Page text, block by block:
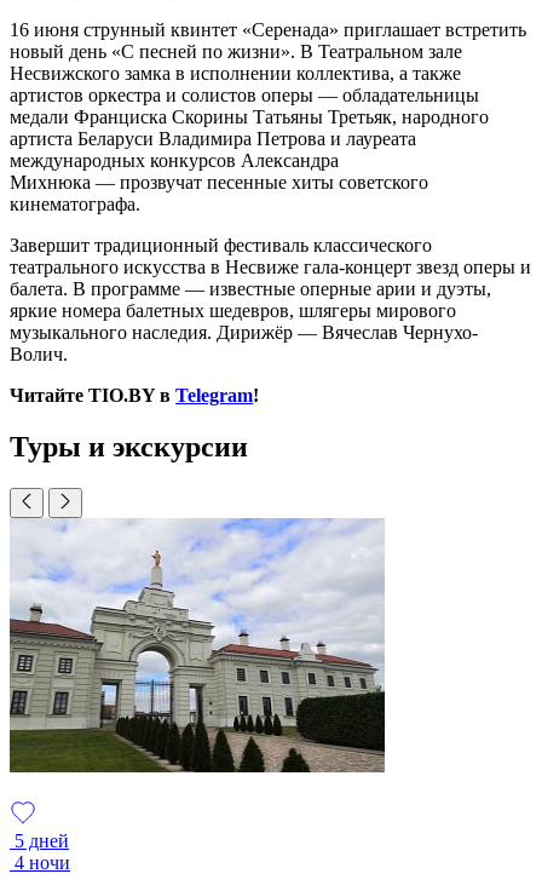
16 июня струнный квинтет «Серенада» приглашает встретить
новый день «С песней по жизни». В Театральном зале
Несвижского замка в исполнении коллектива, а также
артистов оркестра и солистов оперы — обладательницы
медали Франциска Скорины Татьяны Третьяк, народного
артиста Беларуси Владимира Петрова и лауреата
международных конкурсов Александра
Михнюка — прозвучат песенные хиты советского
кинематографа.
Завершит традиционный фестиваль классического
театрального искусства в Несвиже гала-концерт звезд оперы и
балета. В программе — известные оперные арии и дуэты,
яркие номера балетных шедевров, шлягеры мирового
музыкального наследия. Дирижёр — Вячеслав Чернухо-
Волич.
Читайте TIO.BY в Telegram!
Туры и экскурсии
5 дней
4 ночи